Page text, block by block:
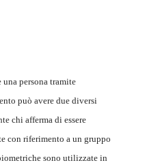
persona tramite
può avere due diversi
chi afferma di essere
con riferimento a un gruppo
sono utilizzate in